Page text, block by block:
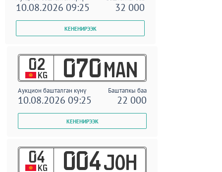
10.08.2026 09:25 32 000
02
KG 070 MAN
Аукцион башталган күнү Баштапкы баа
10.08.2026 09:25 22 000
04
KG 004 JOH